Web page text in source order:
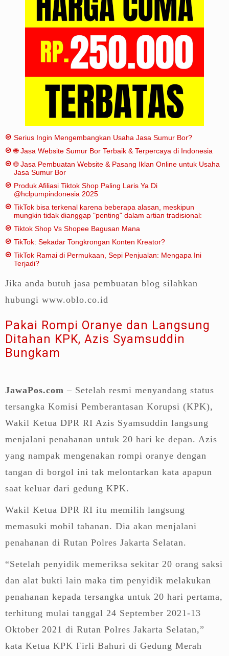
Serius Ingin Mengembangkan Usaha Jasa Sumur Bor?
🌐 Jasa Website Sumur Bor Terbaik & Terpercaya di Indonesia
🌐 Jasa Pembuatan Website & Pasang Iklan Online untuk Usaha
Jasa Sumur Bor
Produk Afiliasi Tiktok Shop Paling Laris Ya Di
@hclpumpindonesia 2025
TikTok bisa terkenal karena beberapa alasan, meskipun
mungkin tidak dianggap "penting" dalam artian tradisional:
Tiktok Shop Vs Shopee Bagusan Mana
TikTok: Sekadar Tongkrongan Konten Kreator?
TikTok Ramai di Permukaan, Sepi Penjualan: Mengapa Ini
Terjadi?
Jika anda butuh jasa pembuatan blog silahkan
hubungi www.oblo.co.id
Pakai Rompi Oranye dan Langsung
Ditahan KPK, Azis Syamsuddin
Bungkam
JawaPos.com – Setelah resmi menyandang status
tersangka Komisi Pemberantasan Korupsi (KPK),
Wakil Ketua DPR RI Azis Syamsuddin langsung
menjalani penahanan untuk 20 hari ke depan. Azis
yang nampak mengenakan rompi oranye dengan
tangan di borgol ini tak melontarkan kata apapun
saat keluar dari gedung KPK.
Wakil Ketua DPR RI itu memilih langsung
memasuki mobil tahanan. Dia akan menjalani
penahanan di Rutan Polres Jakarta Selatan.
“Setelah penyidik memeriksa sekitar 20 orang saksi
dan alat bukti lain maka tim penyidik melakukan
penahanan kepada tersangka untuk 20 hari pertama,
terhitung mulai tanggal 24 September 2021-13
Oktober 2021 di Rutan Polres Jakarta Selatan,”
kata Ketua KPK Firli Bahuri di Gedung Merah
Sitemap